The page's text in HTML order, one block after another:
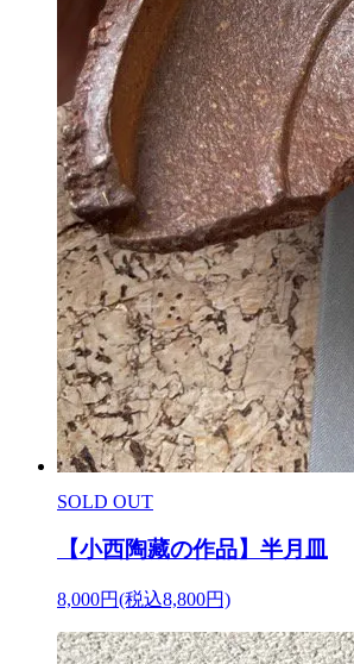
SOLD OUT
【小西陶藏の作品】半月皿
8,000円(税込8,800円)